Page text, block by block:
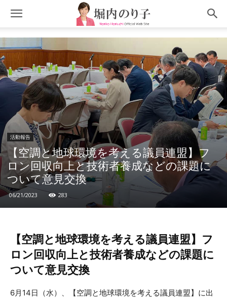
活動報告
【空調と地球環境を考える議員連盟】フ
ロン回収向上と技術者養成などの課題に
ついて意見交換
06/21/2023 283
【空調と地球環境を考える議員連盟】フ
ロン回収向上と技術者養成などの課題に
ついて意見交換
6月14日（水）、【空調と地球環境を考える議員連盟】に出